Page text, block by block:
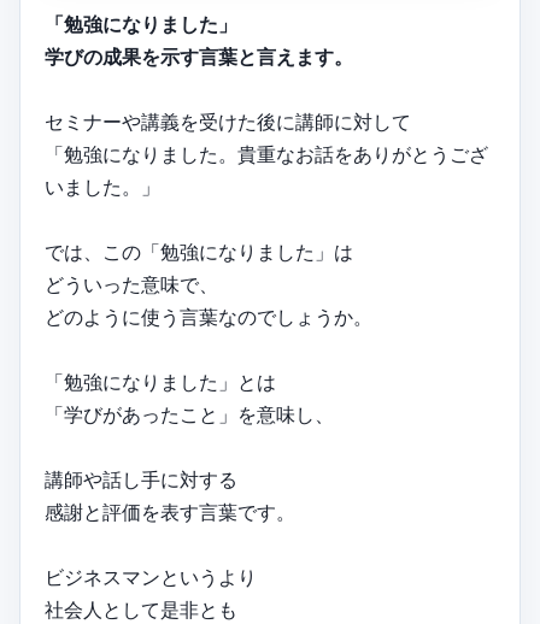
「勉強になりました」
学びの成果を示す言葉と言えます。
セミナーや講義を受けた後に講師に対して
「勉強になりました。貴重なお話をありがとうござ
いました。」
では、この「勉強になりました」は
どういった意味で、
どのように使う言葉なのでしょうか。
「勉強になりました」とは
「学びがあったこと」を意味し、
講師や話し手に対する
感謝と評価を表す言葉です。
ビジネスマンというより
社会人として是非とも